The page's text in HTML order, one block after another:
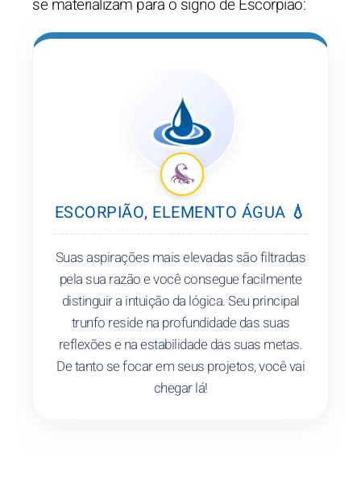
se materializam para o signo de Escorpião:
ESCORPIÃO, ELEMENTO ÁGUA 💧
Suas aspirações mais elevadas são filtradas
pela sua razão e você consegue facilmente
distinguir a intuição da lógica. Seu principal
trunfo reside na profundidade das suas
reflexões e na estabilidade das suas metas.
De tanto se focar em seus projetos, você vai
chegar lá!